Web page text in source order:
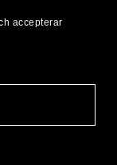
accepterar